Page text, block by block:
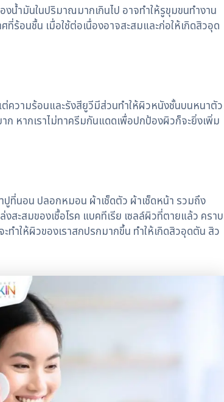
ำมันในปริมาณมากเกินไป อาจทำให้รูขุมขนทำงาน
ที่ร้อนชื้น เมื่อใช้ต่อเนื่องอาจสะสมและก่อให้เกิดสิวอุด
ความร้อนและรังสียูวีมีส่วนทำให้ผิวหนังชั้นบนหนาตัว
ก หากเราไม่ทาครีมกันแดดเพื่อปกป้องผิวก็จะยิ่งเพิ่ม
ปูที่นอน ปลอกหมอน ผ้าเช็ดตัว ผ้าเช็ดหน้า รวมถึง
สะสมของเชื้อโรค แบคทีเรีย เซลล์ผิวที่ตายแล้ว คราบ
ำให้ผิวของเราสกปรกมากขึ้น ทำให้เกิดสิวอุดตัน สิว